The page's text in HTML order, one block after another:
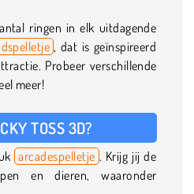
ringen in elk uitdagende
, dat is geïnspireerd
Probeer verschillende
meer!
TOSS 3D?
arcadespelletje . Krijg jij de
en dieren, waaronder